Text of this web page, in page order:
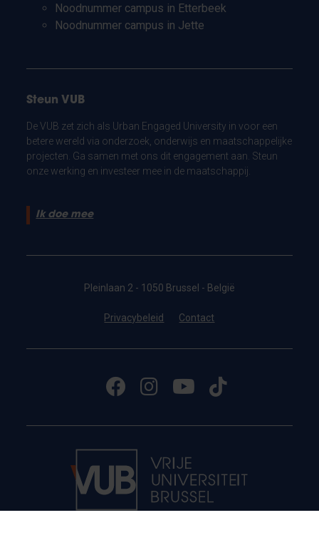
Noodnummer campus in Etterbeek
Noodnummer campus in Jette
Steun VUB
De VUB zet zich als Urban Engaged University in voor een
betere wereld via onderzoek, onderwijs en maatschappelijke
projecten. Ga samen met ons dit engagement aan. Steun
onze werking en investeer mee in de maatschappij.
Ik doe mee
Pleinlaan 2 - 1050 Brussel - België
Privacybeleid Contact